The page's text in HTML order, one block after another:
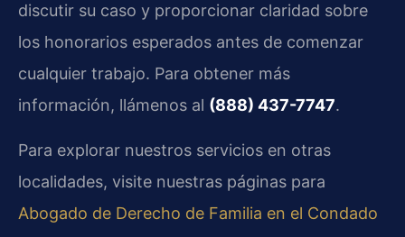
discutir su caso y proporcionar claridad sobre
los honorarios esperados antes de comenzar
cualquier trabajo. Para obtener más
información, llámenos al (888) 437-7747.
Para explorar nuestros servicios en otras
localidades, visite nuestras páginas para
Abogado de Derecho de Familia en el Condado